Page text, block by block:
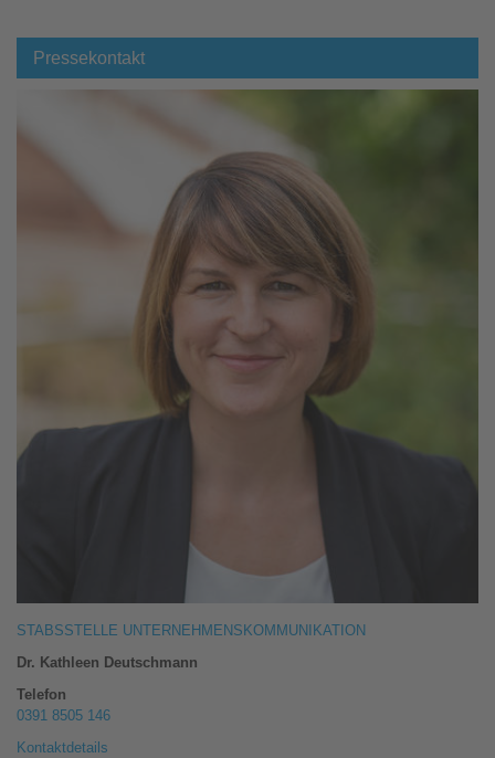
Pressekontakt
STABSSTELLE UNTERNEHMENSKOMMUNIKATION
Dr. Kathleen Deutschmann
Telefon
0391 8505 146
Kontaktdetails